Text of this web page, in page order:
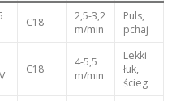
C18
2,5-3,2
m/min
Puls,
pchaj
C18
4-5,5
m/min
Lekki
łuk,
ścieg